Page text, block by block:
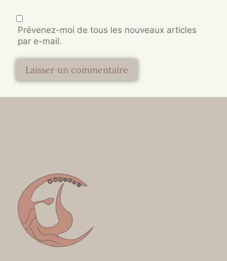
Prévenez-moi de tous les nouveaux articles
par e-mail.